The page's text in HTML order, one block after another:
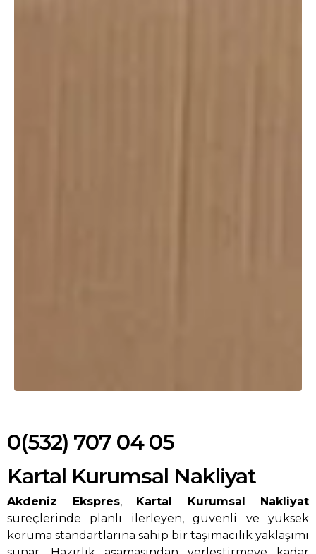
0(532) 707 04 05
Kartal Kurumsal Nakliyat
Akdeniz Ekspres,
Kartal Kurumsal Nakliyat
süreçlerinde planlı ilerleyen, güvenli ve yüksek
koruma standartlarına sahip bir taşımacılık yaklaşımı